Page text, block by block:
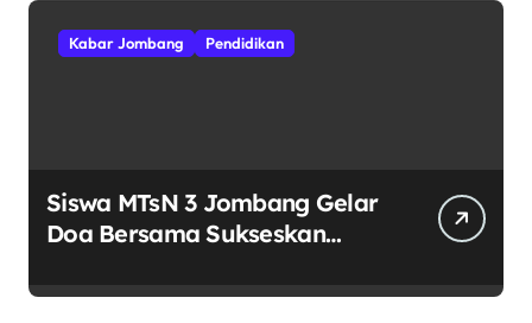
Kabar Jombang Pendidikan
Siswa MTsN 3 Jombang Gelar
Doa Bersama Sukseskan
Tambakberas